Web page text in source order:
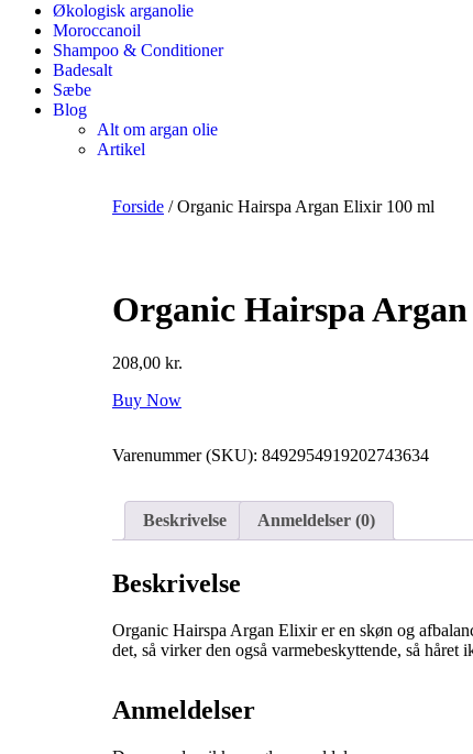
Økologisk arganolie
Moroccanoil
Shampoo & Conditioner
Badesalt
Sæbe
Blog
Alt om argan olie
Artikel
Forside / Organic Hairspa Argan Elixir 100 ml
Organic Hairspa
208,00 kr.
Buy Now
Varenummer (SKU): 8492954919202743634
Beskrivelse Anmeldelser (0)
Beskrivelse
Organic Hairspa Argan Elixir er en skøn og
det, så virker den også varmebeskyttende, så håret
Anmeldelser